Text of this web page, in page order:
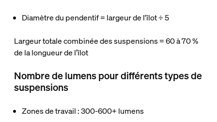
Diamètre du pendentif = largeur de l'îlot ÷ 5
Largeur totale combinée des suspensions = 60 à 70 %
de la longueur de l’îlot
Nombre de lumens pour différents types de
suspensions
Zones de travail : 300-600+ lumens